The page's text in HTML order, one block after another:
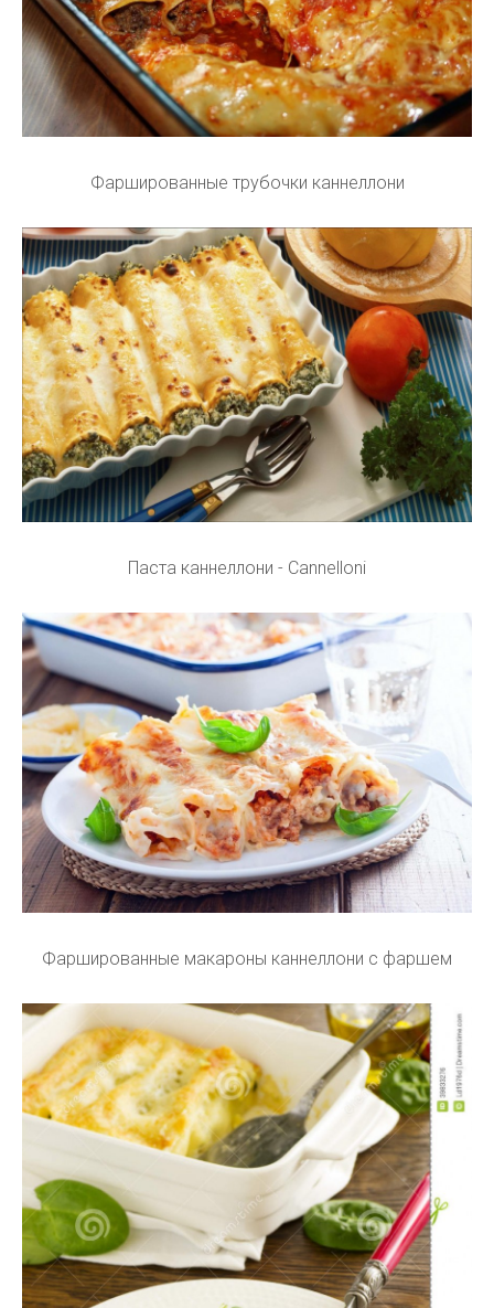
Фаршированные трубочки каннеллони
Паста каннеллони - Cannelloni
Фаршированные макароны каннеллони с фаршем